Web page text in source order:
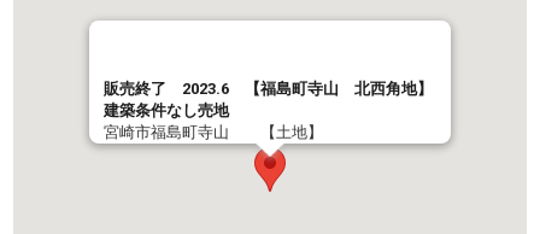
販売終了 2023.6 【福島町寺山 北西角地】
建築条件なし売地
宮崎市福島町寺山 【土地】